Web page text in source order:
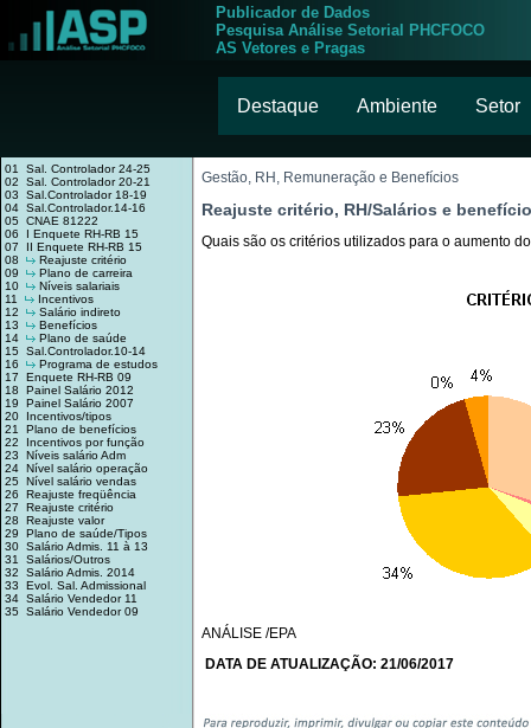
Publicador de Dados
Pesquisa Análise Setorial PHCFOCO
AS Vetores e Pragas
Destaque Ambiente Setor
01 Sal. Controlador 24-25
02 Sal. Controlador 20-21
03 Sal.Controlador 18-19
04 Sal.Controlador.14-16
05 CNAE 81222
06 I Enquete RH-RB 15
07 II Enquete RH-RB 15
08
Reajuste critério
09
Plano de carreira
10
Níveis salariais
11
Incentivos
12
Salário indireto
13
Benefícios
14
Plano de saúde
15 Sal.Controlador.10-14
16
Programa de estudos
17 Enquete RH-RB 09
18 Painel Salário 2012
19 Painel Salário 2007
20 Incentivos/tipos
21 Plano de benefícios
22 Incentivos por função
23 Níveis salário Adm
24 Nível salário operação
25 Nível salário vendas
26 Reajuste freqüência
27 Reajuste critério
28 Reajuste valor
29 Plano de saúde/Tipos
30 Salário Admis. 11 à 13
31 Salários/Outros
32 Salário Admis. 2014
33 Evol. Sal. Admissional
34 Salário Vendedor 11
35 Salário Vendedor 09
Gestão, RH, Remuneração e Benefícios
Reajuste critério, RH/Salários e
Quais são os critérios utilizados para o aumento
ANÁLISE /EPA
DATA DE ATUALIZAÇÃO: 21/06/2017